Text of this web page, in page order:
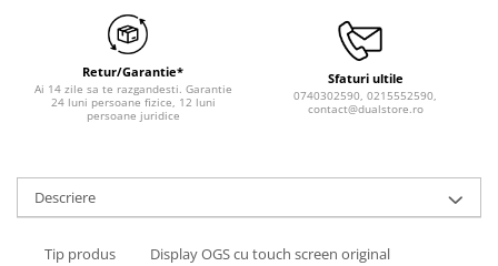
Retur/Garantie*
Ai 14 zile sa te razgandesti. Garantie
24 luni persoane fizice, 12 luni
persoane juridice
Sfaturi ultile
0740302590, 0215552590,
contact@dualstore.ro
Descriere
Tip produs
Display OGS cu touch screen original